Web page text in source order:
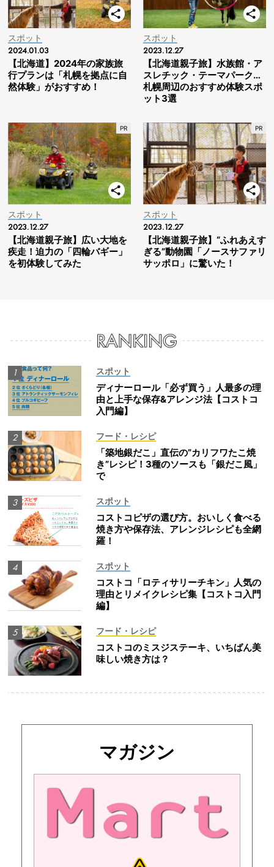
スポット
2024.01.03
【北海道】2024年の家族旅
行プランは「札幌を拠点に自
然体験」がおすすめ！
スポット
2023.12.27
【北海道親子旅】水族館・ア
スレチック・テーマパーク…
札幌周辺のおすすめ体験スポ
ット3選
スポット
2023.12.27
【北海道親子旅】広い大地を
疾走！迫力の「四輪バギー」
を初体験してみた
スポット
2023.12.27
【北海道親子旅】“ふれあえす
ぎる”動物園「ノースサファリ
サッポロ」に驚いた！
スポット
ディナーロール「必ず買う」人最多の理
由と上手な保存&アレンジ法【コストコ
入門編】
フード・レシピ
「築地銀だこ」直伝の”カリフワたこ焼
き”レシピ！3種のソースも「銀だこ風」
で
スポット
コストコピザの選び方。おいしく食べる
焼き方や保存法、アレンジレシピも全網
羅！
スポット
コストコ「ロティサリーチキン」人気の
理由とリメイクレシピ集【コストコ入門
編】
フード・レシピ
コストコのミスジステーキ、いちばん美
味しい焼き方は？
マガジン